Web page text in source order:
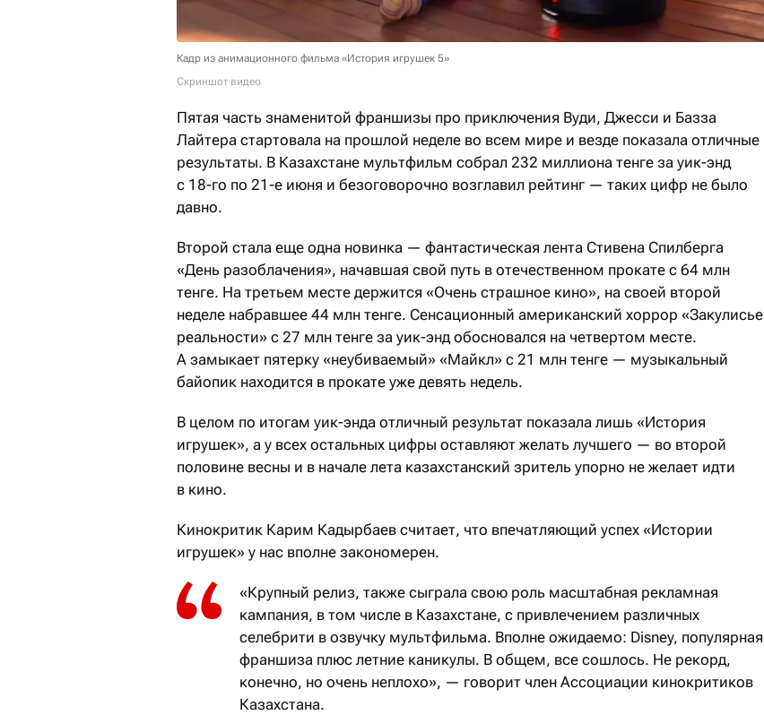
Кадр из анимационного фильма «История игрушек 5»
Скриншот видео
Пятая часть знаменитой франшизы про приключения Вуди, Джесси и Базза
Лайтера стартовала на прошлой неделе во всем мире и везде показала отличные
результаты. В Казахстане мультфильм собрал 232 миллиона тенге за уик-энд
с 18-го по 21-е июня и безоговорочно возглавил рейтинг — таких цифр не было
давно.
Второй стала еще одна новинка — фантастическая лента Стивена Спилберга
«День разоблачения», начавшая свой путь в отечественном прокате с 64 млн
тенге. На третьем месте держится «Очень страшное кино», на своей второй
неделе набравшее 44 млн тенге. Сенсационный американский хоррор «Закулисье
реальности» с 27 млн тенге за уик-энд обосновался на четвертом месте.
А замыкает пятерку «неубиваемый» «Майкл» с 21 млн тенге — музыкальный
байопик находится в прокате уже девять недель.
В целом по итогам уик-энда отличный результат показала лишь «История
игрушек», а у всех остальных цифры оставляют желать лучшего — во второй
половине весны и в начале лета казахстанский зритель упорно не желает идти
в кино.
Кинокритик Карим Кадырбаев считает, что впечатляющий успех «Истории
игрушек» у нас вполне закономерен.
«Крупный релиз, также сыграла свою роль масштабная рекламная
кампания, в том числе в Казахстане, с привлечением различных
селебрити в озвучку мультфильма. Вполне ожидаемо: Disney, популярная
франшиза плюс летние каникулы. В общем, все сошлось. Не рекорд,
конечно, но очень неплохо», — говорит член Ассоциации кинокритиков
Казахстана.